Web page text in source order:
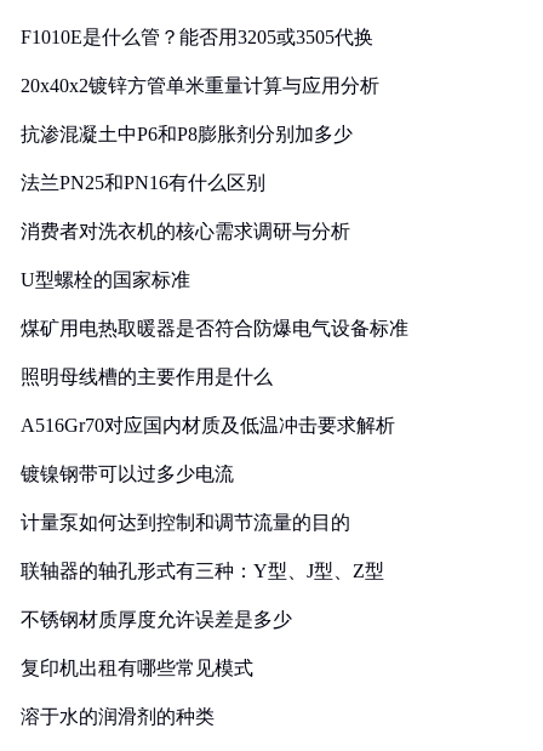
F1010E是什么管？能否用3205或3505代换
20x40x2镀锌方管单米重量计算与应用分析
抗渗混凝土中P6和P8膨胀剂分别加多少
法兰PN25和PN16有什么区别
消费者对洗衣机的核心需求调研与分析
U型螺栓的国家标准
煤矿用电热取暖器是否符合防爆电气设备标准
照明母线槽的主要作用是什么
A516Gr70对应国内材质及低温冲击要求解析
镀镍钢带可以过多少电流
计量泵如何达到控制和调节流量的目的
联轴器的轴孔形式有三种：Y型、J型、Z型
不锈钢材质厚度允许误差是多少
复印机出租有哪些常见模式
溶于水的润滑剂的种类